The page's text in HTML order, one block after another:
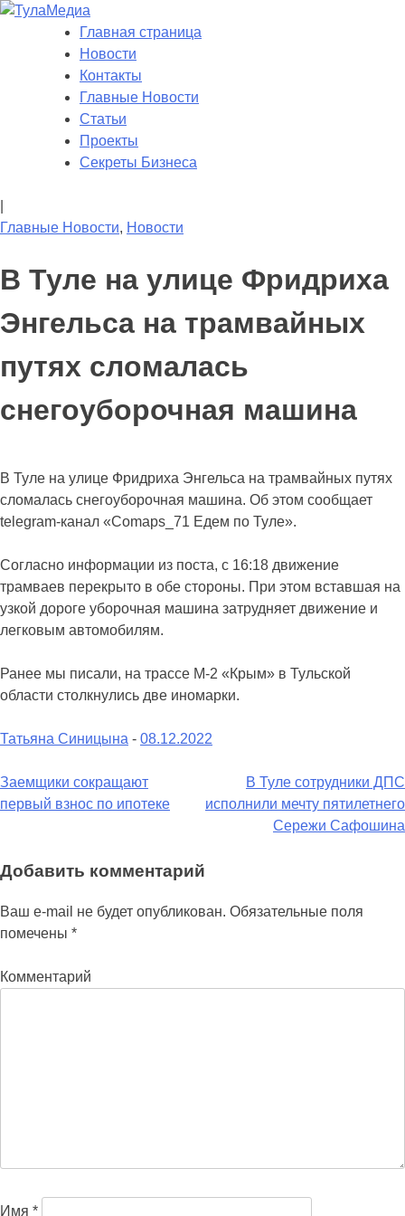
Skip
Новости Тулы
Главная страница
Новости
Контакты
Главные Новости
Статьи
Проекты
Секреты Бизнеса
Главные Новости, Новости
В Туле на улице Фридриха
Энгельса на трамвайных
путях сломалась
снегоуборочная машина
В Туле на улице Фридриха Энгельса на трамвайных путях
сломалась снегоуборочная машина. Об этом сообщает
telegram-канал «Comaps_71 Едем по Туле».
Согласно информации из поста, с 16:18 движение
трамваев перекрыто в обе стороны. При этом вставшая на
узкой дороге уборочная машина затрудняет движение и
легковым автомобилям.
Ранее мы писали, на трассе М-2 «Крым» в Тульской
области столкнулись две иномарки.
Татьяна Синицына - 08.12.2022
Навигация
по
Заемщики сокращают
первый взнос по ипотеке
В Туле сотрудники ДПС
исполнили мечту пятилетнего
Сережи Сафошина
Добавить комментарий
Ваш e-mail не будет опубликован. Обязательные поля
помечены *
Комментарий
Имя *